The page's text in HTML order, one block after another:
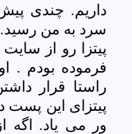
داریم. چندی
سرد به من رسید.
پیتزا رو از
فرموده بودم .
راستا قرار
پیتزای این پست
ور می یاد. اگه